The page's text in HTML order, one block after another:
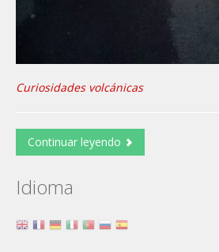
Curiosidades volcánicas
Continuar leyendo
Idioma